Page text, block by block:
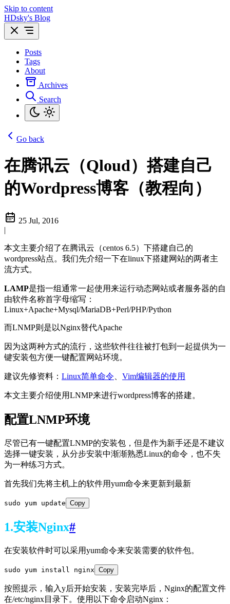
Skip to content
HDsky's Blog
Posts
Tags
About
Archives
Search
Go back
在腾讯云（Qloud）搭建自己
的Wordpress博客（教程向）
25 Jul, 2016
|
本文主要介绍了在腾讯云（centos 6.5）下搭建自己的
wordpress站点。 我们先介绍一下在linux下搭建网站的两者主
流方式。
LAMP是指一组通常一起使用来运行动态网站或者服务器的自
由软件名称首字母缩写：
Linux+Apache+Mysql/MariaDB+Perl/PHP/Python
而LNMP则是以Nginx替代Apache
因为这两种方式的流行，这些软件往往被打包到一起提供为一
键安装包方便一键配置网站环境。
建议先修资料： Linux简单命令 Vim编辑器的使用
本文主要介绍使用LNMP来进行wordpress博客的搭建。
配置LNMP环境
尽管已有一键配置LNMP的安装包，但是作为新手还是不建议
选择一键安装，从分步安装中渐渐熟悉Linux的命令，也不失
为一种练习方式。
首先我们先将主机上的软件用yum命令来更新到最新
sudo yum update Copy
1.安装Nginx#
在安装软件时可以采用yum命令来安装需要的软件包。
sudo yum install nginx Copy
按照提示，输入y后开始安装，安装完毕后，Nginx的配置文件
在/etc/nginx目录下。使用以下命令启动Nginx：